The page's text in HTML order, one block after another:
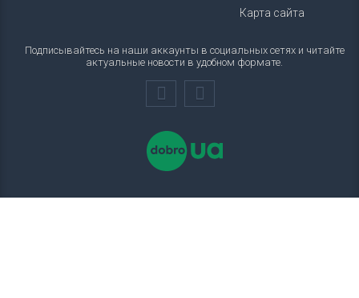
Карта сайта
Подписывайтесь на наши аккаунты в социальных сетях и читайте
актуальные новости в удобном формате.